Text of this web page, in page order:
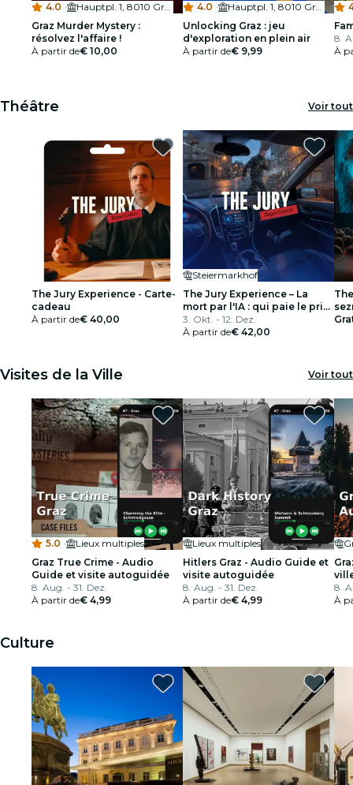
4.0 ·
Hauptpl. 1, 8010 Graz, Austria
Graz Murder Mystery :
résolvez l'affaire !
À partir de€ 10,00
4.0 ·
Hauptpl. 1, 8010 Graz, Austria
Unlocking Graz : jeu
d'exploration en plein air
À partir de€ 9,99
8.
À
Théâtre Voir tout
The Jury Experience - Carte-
cadeau
À partir de€ 40,00
Steiermarkhof
The Jury Experience – La
mort par l'IA : qui paie le prix
?
3. Okt. - 12. Dez.
À partir de€ 42,00
Visites de la Ville Voir tout
5.0 ·
Lieux multiples
Graz True Crime - Audio
Guide et visite autoguidée
8. Aug. - 31. Dez.
À partir de€ 4,99
Lieux multiples
Hitlers Graz - Audio Guide et
visite autoguidée
8. Aug. - 31. Dez.
À partir de€ 4,99
8.
À
Culture